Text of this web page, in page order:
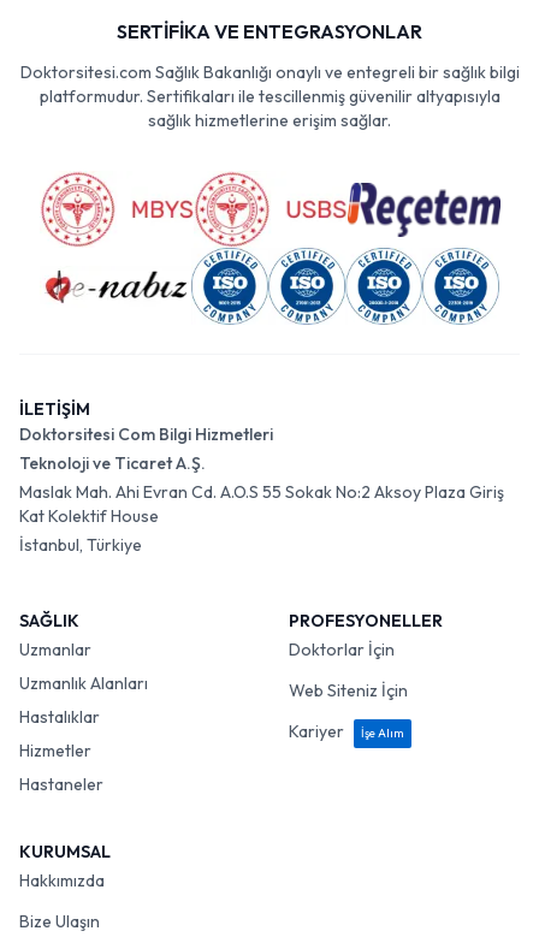
SERTİFİKA VE ENTEGRASYONLAR
Doktorsitesi.com Sağlık Bakanlığı onaylı ve entegreli bir sağlık bilgi
platformudur. Sertifikaları ile tescillenmiş güvenilir altyapısıyla
sağlık hizmetlerine erişim sağlar.
İLETİŞİM
Doktorsitesi Com Bilgi Hizmetleri
Teknoloji ve Ticaret A.Ş.
Maslak Mah. Ahi Evran Cd. A.O.S 55 Sokak No:2 Aksoy Plaza Giriş
Kat Kolektif House
İstanbul, Türkiye
SAĞLIK
Uzmanlar
Uzmanlık Alanları
Hastalıklar
Hizmetler
Hastaneler
PROFESYONELLER
Doktorlar İçin
Web Siteniz İçin
Kariyer
İşe Alım
KURUMSAL
Hakkımızda
Bize Ulaşın